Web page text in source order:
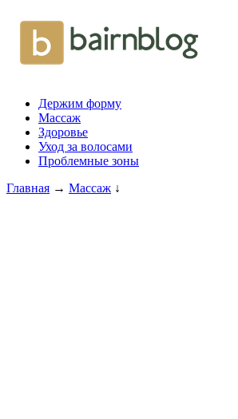
Держим форму
Массаж
Здоровье
Уход за волосами
Проблемные зоны
Главная → Массаж ↓